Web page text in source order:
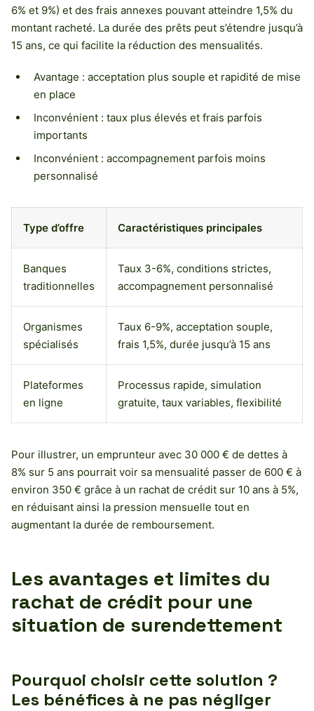
6% et 9%) et des frais annexes pouvant atteindre 1,5% du
montant racheté. La durée des prêts peut s’étendre jusqu’à
15 ans, ce qui facilite la réduction des mensualités.
Avantage : acceptation plus souple et rapidité de mise
en place
Inconvénient : taux plus élevés et frais parfois
importants
Inconvénient : accompagnement parfois moins
personnalisé
Type d’offre Caractéristiques principales
Banques
traditionnelles
Taux 3-6%, conditions strictes,
accompagnement personnalisé
Organismes
spécialisés
Taux 6-9%, acceptation souple,
frais 1,5%, durée jusqu’à 15 ans
Plateformes
en ligne
Processus rapide, simulation
gratuite, taux variables, flexibilité
Pour illustrer, un emprunteur avec 30 000 € de dettes à
8% sur 5 ans pourrait voir sa mensualité passer de 600 € à
environ 350 € grâce à un rachat de crédit sur 10 ans à 5%,
en réduisant ainsi la pression mensuelle tout en
augmentant la durée de remboursement.
Les avantages et limites du
rachat de crédit pour une
situation de surendettement
Pourquoi choisir cette solution ?
Les bénéfices à ne pas négliger